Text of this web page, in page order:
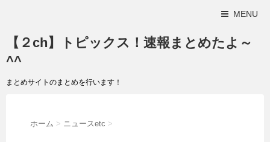
MENU
【２ch】トピックス！速報まとめたよ～
^^
まとめサイトのまとめを行います！
ホーム > ニュースetc >